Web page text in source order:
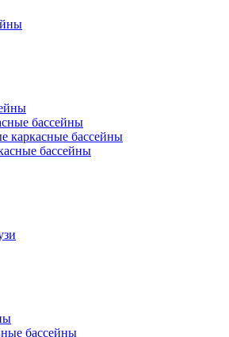
бассейны
каркасные бассейны
бассейны
бассейны